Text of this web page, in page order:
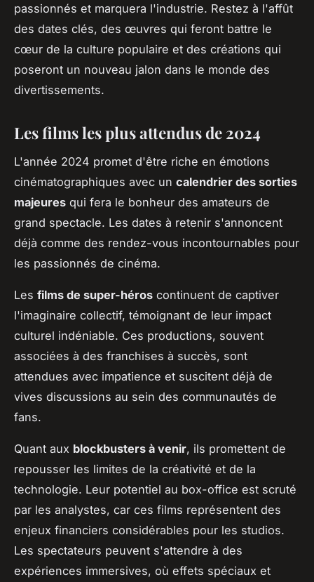
passionnés et marquera l'industrie. Restez à l'affût
des dates clés, des œuvres qui feront battre le
cœur de la culture populaire et des créations qui
poseront un nouveau jalon dans le monde des
divertissements.
Les films les plus attendus de 2024
L'année 2024 promet d'être riche en émotions
cinématographiques avec un calendrier des sorties
majeures qui fera le bonheur des amateurs de
grand spectacle. Les dates à retenir s'annoncent
déjà comme des rendez-vous incontournables pour
les passionnés de cinéma.
Les films de super-héros continuent de captiver
l'imaginaire collectif, témoignant de leur impact
culturel indéniable. Ces productions, souvent
associées à des franchises à succès, sont
attendues avec impatience et suscitent déjà de
vives discussions au sein des communautés de
fans.
Quant aux blockbusters à venir, ils promettent de
repousser les limites de la créativité et de la
technologie. Leur potentiel au box-office est scruté
par les analystes, car ces films représentent des
enjeux financiers considérables pour les studios.
Les spectateurs peuvent s'attendre à des
expériences immersives, où effets spéciaux et